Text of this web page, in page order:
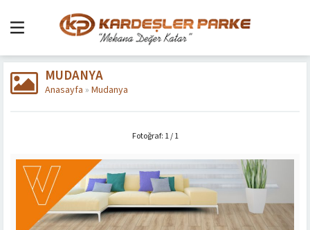
MUDANYA
Anasayfa » Mudanya
Fotoğraf: 1 / 1